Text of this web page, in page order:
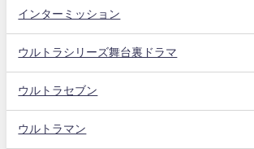
インターミッション
ウルトラシリーズ舞台裏ドラマ
ウルトラセブン
ウルトラマン